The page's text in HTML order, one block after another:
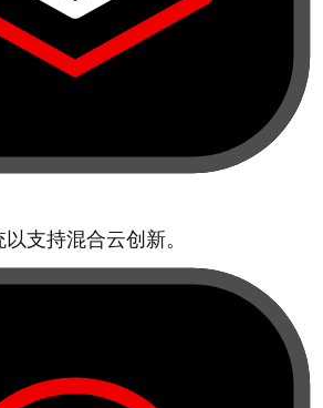
支持混合云创新。